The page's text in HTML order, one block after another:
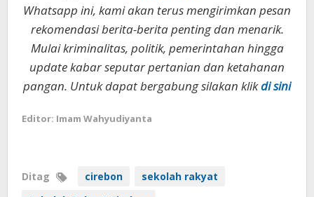
Whatsapp ini, kami akan terus mengirimkan pesan
rekomendasi berita-berita penting dan menarik.
Mulai kriminalitas, politik, pemerintahan hingga
update kabar seputar pertanian dan ketahanan
pangan. Untuk dapat bergabung silakan klikdi sini
Editor: Imam Wahyudiyanta
Ditag cirebon
sekolah rakyat